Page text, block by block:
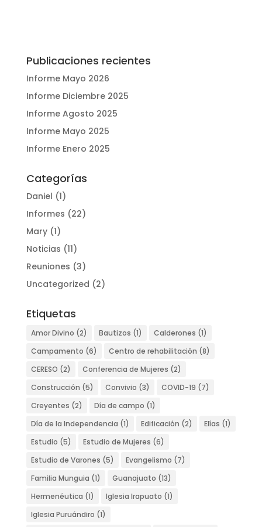
Publicaciones recientes
Informe Mayo 2026
Informe Diciembre 2025
Informe Agosto 2025
Informe Mayo 2025
Informe Enero 2025
Categorías
Daniel (1)
Informes (22)
Mary(1)
Noticias (11)
Reuniones (3)
Uncategorized (2)
Etiquetas
Amor Divino (2) Bautizos (1) Calderones (1)
Campamento (6) Centro de rehabilitación (8)
CERESO (2) Conferencia de Mujeres (2)
Construcción (5) Convivio (3) COVID-19 (7)
Creyentes (2) Día de campo (1)
Día de la Independencia (1) Edificación (2) Elías (1)
Estudio (5) Estudio de Mujeres (6)
Estudio de Varones (5) Evangelismo (7)
Familia Munguia (1) Guanajuato (13)
Hermenéutica (1) Iglesia Irapuato (1)
Iglesia Puruándiro (1)